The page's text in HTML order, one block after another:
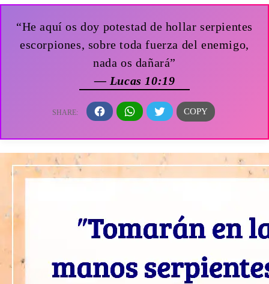
“He aquí os doy potestad de hollar serpientes
escorpiones, sobre toda fuerza del enemigo,
nada os dañará”
— Lucas 10:19